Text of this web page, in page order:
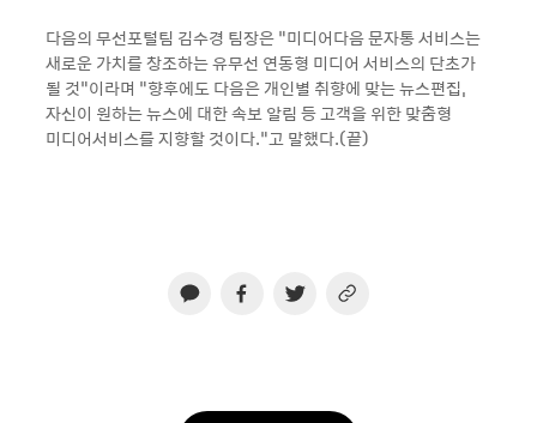
다음의 무선포털팀 김수경 팀장은 “미디어다음 문자통 서비스는
새로운 가치를 창조하는 유무선 연동형 미디어 서비스의 단초가
될 것”이라며 “향후에도 다음은 개인별 취향에 맞는 뉴스편집,
자신이 원하는 뉴스에 대한 속보 알림 등 고객을 위한 맞춤형
미디어서비스를 지향할 것이다.”고 말했다.(끝)